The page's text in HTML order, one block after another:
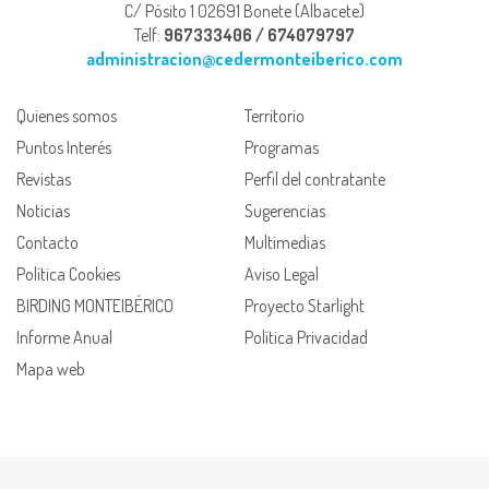
C/ Pósito 1 02691 Bonete (Albacete)
Telf: 967333406 / 674079797
administracion@cedermonteiberico.com
Quienes somos
Territorio
Puntos Interés
Programas
Revistas
Perfil del contratante
Noticias
Sugerencias
Contacto
Multimedias
Política Cookies
Aviso Legal
BIRDING MONTEIBÉRICO
Proyecto Starlight
Informe Anual
Política Privacidad
Mapa web